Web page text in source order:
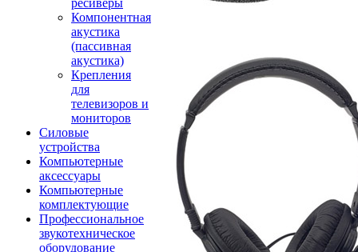
ресиверы
Компонентная
акустика
(пассивная
акустика)
Крепления
для
телевизоров и
мониторов
Силовые
устройства
Компьютерные
аксессуары
Компьютерные
комплектующие
Профессиональное
звукотехническое
оборудование